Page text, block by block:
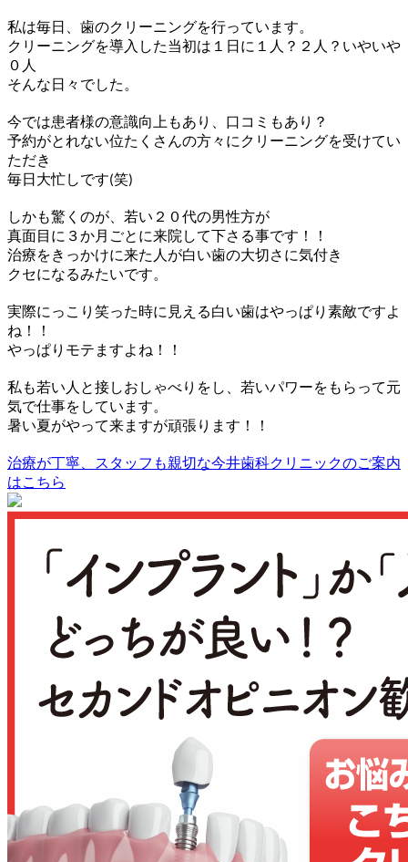
私は毎日、歯のクリーニングを行っています。
クリーニングを導入した当初は１日に１人？２人？いやいや
０人
そんな日々でした。
今では患者様の意識向上もあり、口コミもあり？
予約がとれない位たくさんの方々にクリーニングを受けてい
ただき
毎日大忙しです(笑)
しかも驚くのが、若い２０代の男性方が
真面目に３か月ごとに来院して下さる事です！！
治療をきっかけに来た人が白い歯の大切さに気付き
クセになるみたいです。
実際にっこり笑った時に見える白い歯はやっぱり素敵ですよ
ね！！
やっぱりモテますよね！！
私も若い人と接しおしゃべりをし、若いパワーをもらって元
気で仕事をしています。
暑い夏がやって来ますが頑張ります！！
治療が丁寧、スタッフも親切な今井歯科クリニックのご案内
はこちら